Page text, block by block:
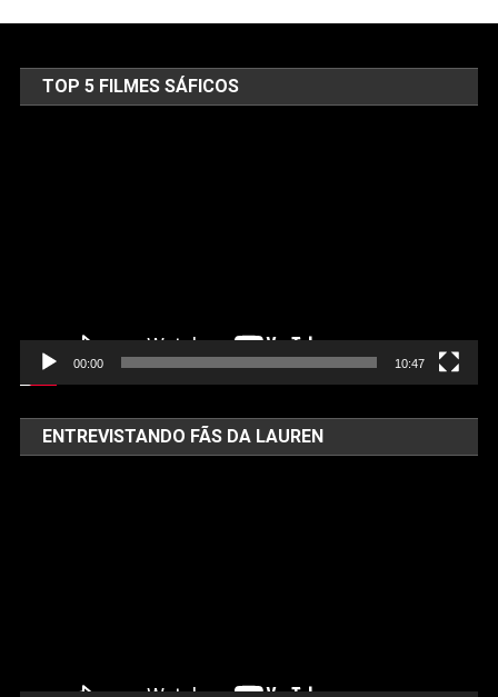
TOP 5 FILMES SÁFICOS
00:00 10:47
ENTREVISTANDO FÃS DA LAUREN